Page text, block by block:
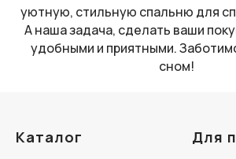
уютную, стильную спальню для
А наша задача, сделать ваши
удобными и приятными.
сном!
Каталог Для